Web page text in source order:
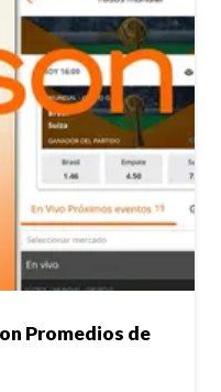
Promedios de